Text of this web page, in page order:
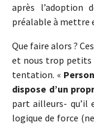
après l’adoption
préalable à mettre
Que faire alors ?
et nous trop petits
tentation. «
dispose d’un
part ailleurs- qu’il
logique de force